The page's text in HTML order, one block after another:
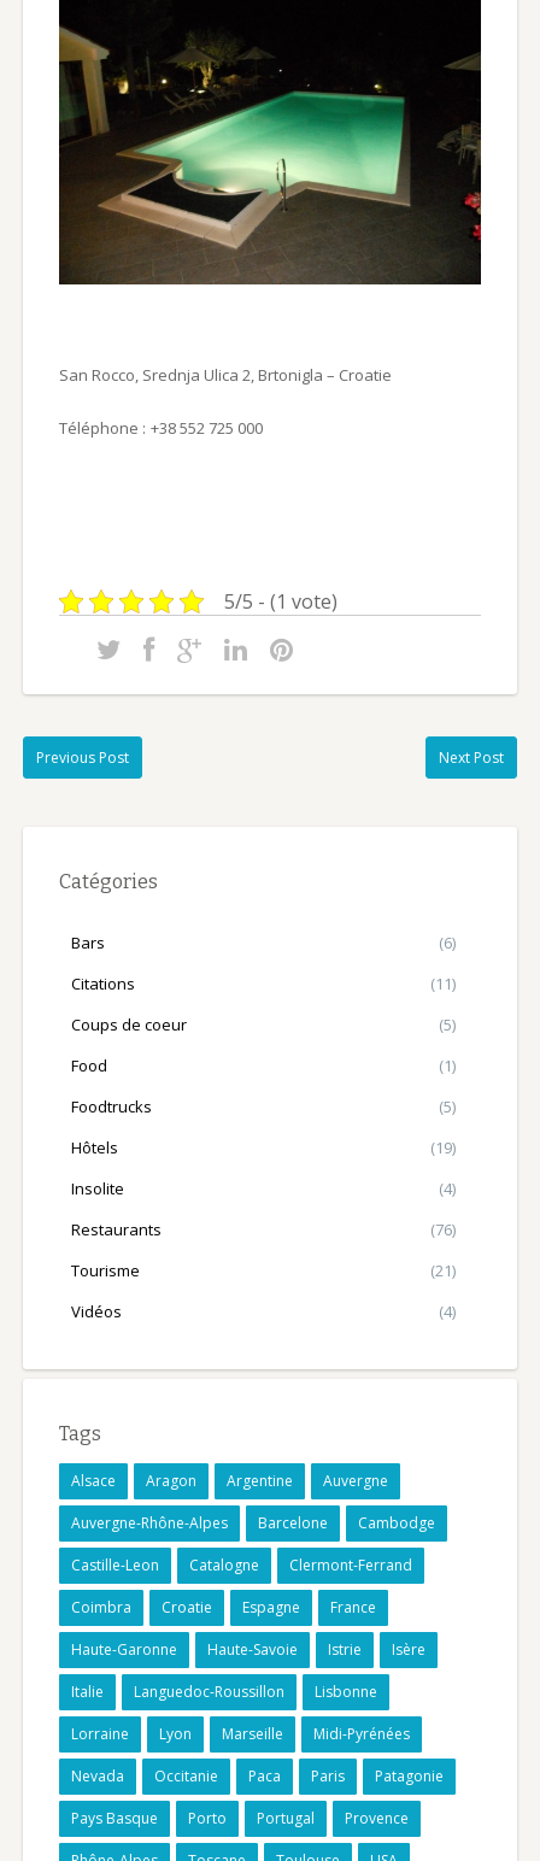
San Rocco, Srednja Ulica 2, Brtonigla – Croatie
Téléphone : +38 552 725 000
5/5 - (1 vote)
Previous Post Next Post
Catégories
Bars
(6)
Citations
(11)
Coups de coeur
(5)
Food
(1)
Foodtrucks
(5)
Hôtels
(19)
Insolite
(4)
Restaurants
(76)
Tourisme
(21)
Vidéos
(4)
Tags
Alsace Aragon Argentine Auvergne
Auvergne-Rhône-Alpes Barcelone Cambodge
Castille-Leon Catalogne Clermont-Ferrand
Coimbra Croatie Espagne France
Haute-Garonne Haute-Savoie Istrie Isère
Italie Languedoc-Roussillon Lisbonne
Lorraine Lyon Marseille Midi-Pyrénées
Nevada Occitanie Paca Paris Patagonie
Pays Basque Porto Portugal Provence